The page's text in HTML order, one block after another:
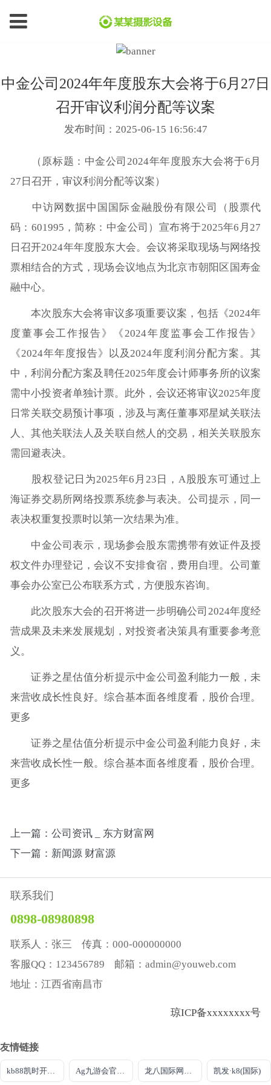
中金公司2024年年度股东大会将于6月27日
召开审议利润分配等议案
发布时间：2025-06-15 16:56:47
（原标题：中金公司2024年年度股东大会将于6月
27日召开，审议利润分配等议案）
中访网数据中国国际金融股份有限公司（股票代
码：601995，简称：中金公司）宣布将于2025年6月27
日召开2024年年度股东大会。会议将采取现场与网络投
票相结合的方式，现场会议地点为北京市朝阳区国寿金
融中心。
本次股东大会将审议多项重要议案，包括《2024年
度董事会工作报告》《2024年度监事会工作报告》
《2024年年度报告》以及2024年度利润分配方案。其
中，利润分配方案及聘任2025年度会计师事务所的议案
需中小投资者单独计票。此外，会议还将审议2025年度
日常关联交易预计事项，涉及与离任董事邓星斌关联法
人、其他关联法人及关联自然人的交易，相关关联股东
需回避表决。
股权登记日为2025年6月23日，A股股东可通过上
海证券交易所网络投票系统参与表决。公司提示，同一
表决权重复投票时以第一次结果为准。
中金公司表示，现场参会股东需携带有效证件及授
权文件办理登记，会议不安排食宿，费用自理。公司董
事会办公室已公布联系方式，方便股东咨询。
此次股东大会的召开将进一步明确公司2024年度经
营成果及未来发展规划，对投资者决策具有重要参考意
义。
证券之星估值分析提示中金公司盈利能力一般，未
来营收成长性良好。综合基本面各维度看，股价合理。
更多
证券之星估值分析提示中金公司盈利能力良好，未
来营收成长性一般。综合基本面各维度看，股价合理。
更多
上一篇：公司资讯 _ 东方财富网
下一篇：新闻源 财富源
联系我们
0898-08980898
联系人：张三 传真：000-000000000
客服QQ：123456789 邮箱：admin@youweb.com
地址：江西省南昌市
琼ICP备xxxxxxxx号
友情链接
凯发·k8(国际)